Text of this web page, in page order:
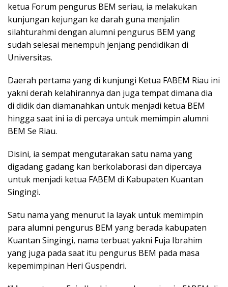
ketua Forum pengurus BEM seriau, ia melakukan
kunjungan kejungan ke darah guna menjalin
silahturahmi dengan alumni pengurus BEM yang
sudah selesai menempuh jenjang pendidikan di
Universitas.
Daerah pertama yang di kunjungi Ketua FABEM Riau ini
yakni derah kelahirannya dan juga tempat dimana dia
di didik dan diamanahkan untuk menjadi ketua BEM
hingga saat ini ia di percaya untuk memimpin alumni
BEM Se Riau.
Disini, ia sempat mengutarakan satu nama yang
digadang gadang kan berkolaborasi dan dipercaya
untuk menjadi ketua FABEM di Kabupaten Kuantan
Singingi.
Satu nama yang menurut Ia layak untuk memimpin
para alumni pengurus BEM yang berada kabupaten
Kuantan Singingi, nama terbuat yakni Fuja Ibrahim
yang juga pada saat itu pengurus BEM pada masa
kepemimpinan Heri Guspendri.